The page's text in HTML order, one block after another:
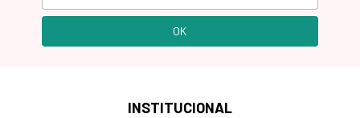
INSTITUCIONAL